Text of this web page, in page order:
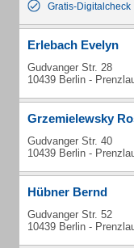
Gratis-Digitalcheck
Erlebach Evelyn
Gudvanger Str. 28
10439 Berlin -
Grzemielewsky
Gudvanger Str. 40
10439 Berlin -
Hübner Bernd
Gudvanger Str. 52
10439 Berlin -